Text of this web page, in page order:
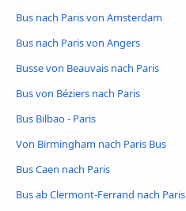
Bus nach Paris von Amsterdam
Bus nach Paris von Angers
Busse von Beauvais nach Paris
Bus von Béziers nach Paris
Bus Bilbao - Paris
Von Birmingham nach Paris Bus
Bus Caen nach Paris
Bus ab Clermont-Ferrand nach Paris